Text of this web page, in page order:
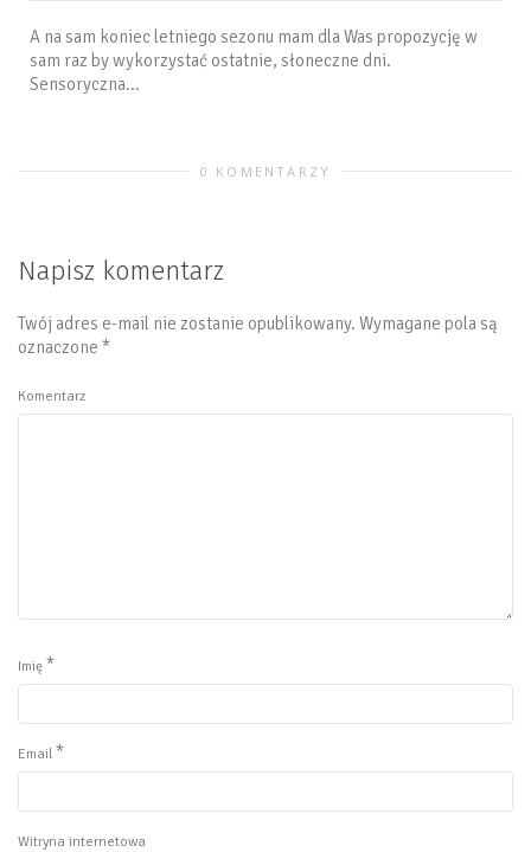
A na sam koniec letniego sezonu mam dla Was propozycję w
sam raz by wykorzystać ostatnie, słoneczne dni.
Sensoryczna...
0 KOMENTARZY
Napisz komentarz
Twój adres e-mail nie zostanie opublikowany. Wymagane pola są
oznaczone *
Komentarz
Imię *
Email *
Witryna internetowa